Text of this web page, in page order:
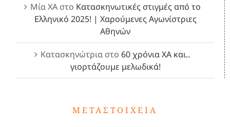
Μία ΧΑστο Κατασκηνωτικές στιγμές από το
Ελληνικό 2025! | Χαρούμενες Αγωνίστριες
Αθηνών
Κατασκηνώτρια στο 60 χρόνια ΧΑ και..
γιορτάζουμε μελωδικά!
ΜΕΤΑΣΤΟΙΧΕΊΑ